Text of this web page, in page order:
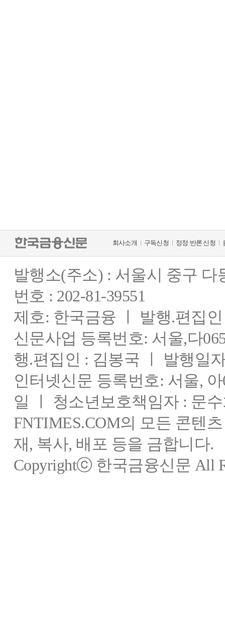
회사소개 구독신청 정정·반론 신청
발행소(주소) : 서울시 중구
번호 : 202-81-39551
제호: 한국금융 ㅣ 발행.편집
신문사업 등록번호: 서울,다
행.편집인 : 김봉국 ㅣ 발행일
인터넷신문 등록번호: 서울,
일 ㅣ 청소년보호책임자 : 문
FNTIMES.COM의 모든 콘텐
재, 복사, 배포 등을 금합니다.
Copyrightⓒ 한국금융신문 All